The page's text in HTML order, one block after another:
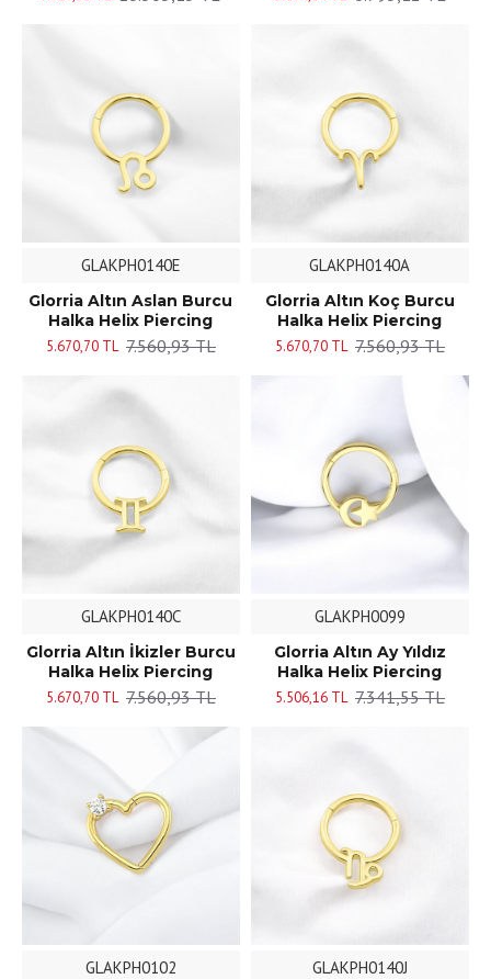
GLAKPH0140E
Glorria Altın Aslan Burcu
Halka Helix Piercing
5.670,70 TL 7.560,93 TL
GLAKPH0140A
Glorria Altın Koç Burcu
Halka Helix Piercing
5.670,70 TL 7.560,93 TL
GLAKPH0140C
Glorria Altın İkizler Burcu
Halka Helix Piercing
5.670,70 TL 7.560,93 TL
GLAKPH0099
Glorria Altın Ay Yıldız
Halka Helix Piercing
5.506,16 TL 7.341,55 TL
GLAKPH0102 GLAKPH0140J